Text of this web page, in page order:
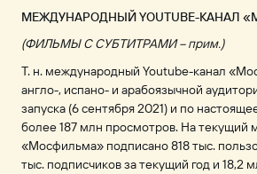
МЕЖДУНАРОДНЫЙ YOUTUBE-КАНАЛ
(ФИЛЬМЫ С СУБТИТРАМИ – прим.)
Т. н. международный Youtube-канал
англо-, испано- и арабоязычной
запуска (6 сентября 2021) и по
более 187 млн просмотров. На текущий
«Мосфильма» подписано 818 тыс.
тыс. подписчиков за текущий год и 18,2